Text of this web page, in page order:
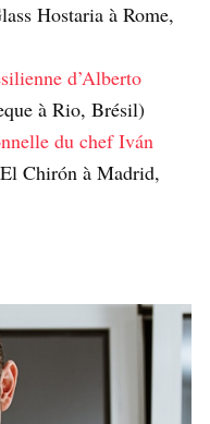
Hostaria à Rome,
d’Alberto
à Rio, Brésil)
du chef Iván
Chirón à Madrid,